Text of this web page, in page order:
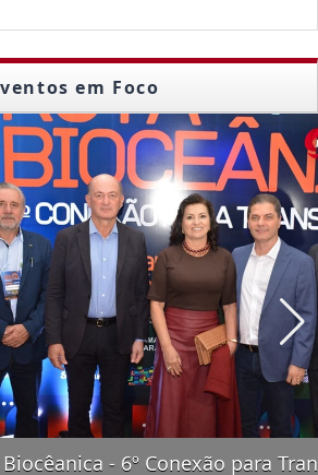
em Foco
- 6º Conexão para Transformar